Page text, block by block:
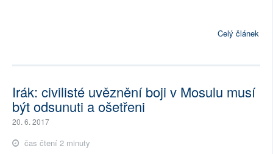
Celý článek
Irák: civilisté uvěznění boji v Mosulu musí
být odsunuti a ošetřeni
20. 6. 2017
čas čtení 2 minuty